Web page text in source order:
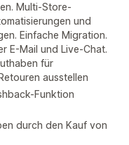
Multi-Store-
und
Einfache Migration.
E-Mail und Live-Chat.
für
ausstellen
Funktion
durch den Kauf von